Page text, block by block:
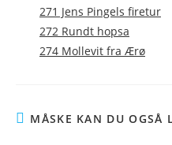
271 Jens Pingels firetur
272 Rundt hopsa
274 Mollevit fra Ærø
MÅSKE KAN DU OGSÅ